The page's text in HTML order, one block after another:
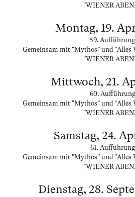
"WIENER
Montag, 19.
59. Aufführung
Gemeinsam mit "Mythos" und "Alles
"WIENER
Mittwoch, 21.
60. Aufführung
Gemeinsam mit "Mythos" und "Alles
"WIENER
Samstag, 24.
61. Aufführung
Gemeinsam mit "Mythos" und "Alles
"WIENER
Dienstag, 28.